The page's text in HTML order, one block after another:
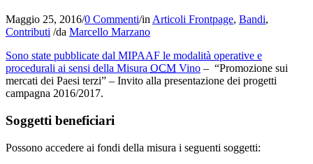
Maggio 25, 2016/0 Commenti/in Articoli Frontpage, Bandi,
Contributi /da Marcello Marzano
Sono state pubblicate dal MIPAAF le modalità operative e
procedurali ai sensi della Misura OCM Vino – “Promozione sui
mercati dei Paesi terzi” – Invito alla presentazione dei progetti
campagna 2016/2017.
Soggetti beneficiari
Possono accedere ai fondi della misura i seguenti soggetti: